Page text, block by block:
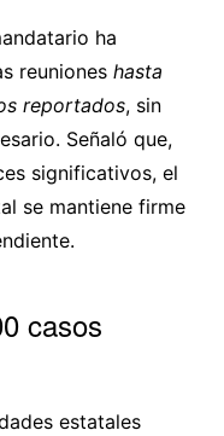
ha
reuniones hasta
reportados, sin
Señaló que,
significativos, el
se mantiene firme
casos
estatales